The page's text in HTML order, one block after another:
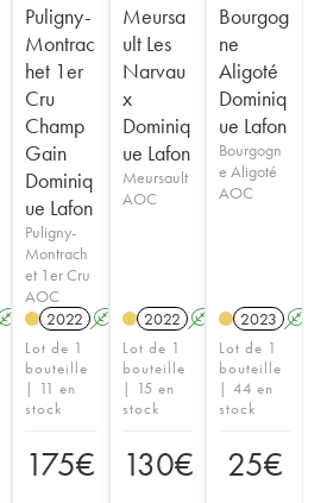
Puligny-
Montrac
het 1er
Cru
Champ
Gain
Dominiq
ue Lafon
Puligny-
Montrach
et 1er Cru
AOC
2022 A
Lot de 1
bouteille
| 11 en
stock
175€
Meursa
ult Les
Narvau
x
Dominiq
ue Lafon
Meursault
AOC
2022 A
Lot de 1
bouteille
| 15 en
stock
130€
Bourgog
ne
Aligoté
Dominiq
ue Lafon
Bourgogn
e Aligoté
AOC
2023 A
Lot de 1
bouteille
| 44 en
stock
25€